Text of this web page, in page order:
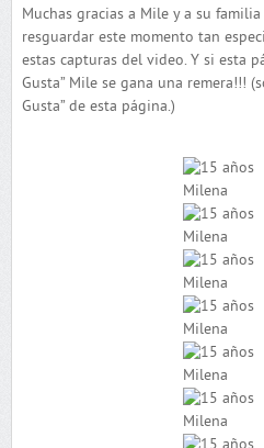
Muchas gracias a Mile y a su
resguardar este momento tan
estas capturas del video. Y si esta
Gusta” Mile se gana una remera!!!
Gusta” de esta página.)